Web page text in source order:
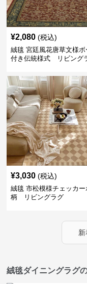
¥2,080 (税込)
絨毯 宮廷風花唐草文様ボ
付き伝統様式 リビング
¥3,030 (税込)
絨毯 市松模様チェッカー
柄 リビングラグ
絨毯ダイニングラグ